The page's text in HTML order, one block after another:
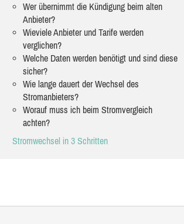
Wer übernimmt die Kündigung beim alten
Anbieter?
Wieviele Anbieter und Tarife werden
verglichen?
Welche Daten werden benötigt und sind diese
sicher?
Wie lange dauert der Wechsel des
Stromanbieters?
Worauf muss ich beim Stromvergleich
achten?
Stromwechsel in 3 Schritten